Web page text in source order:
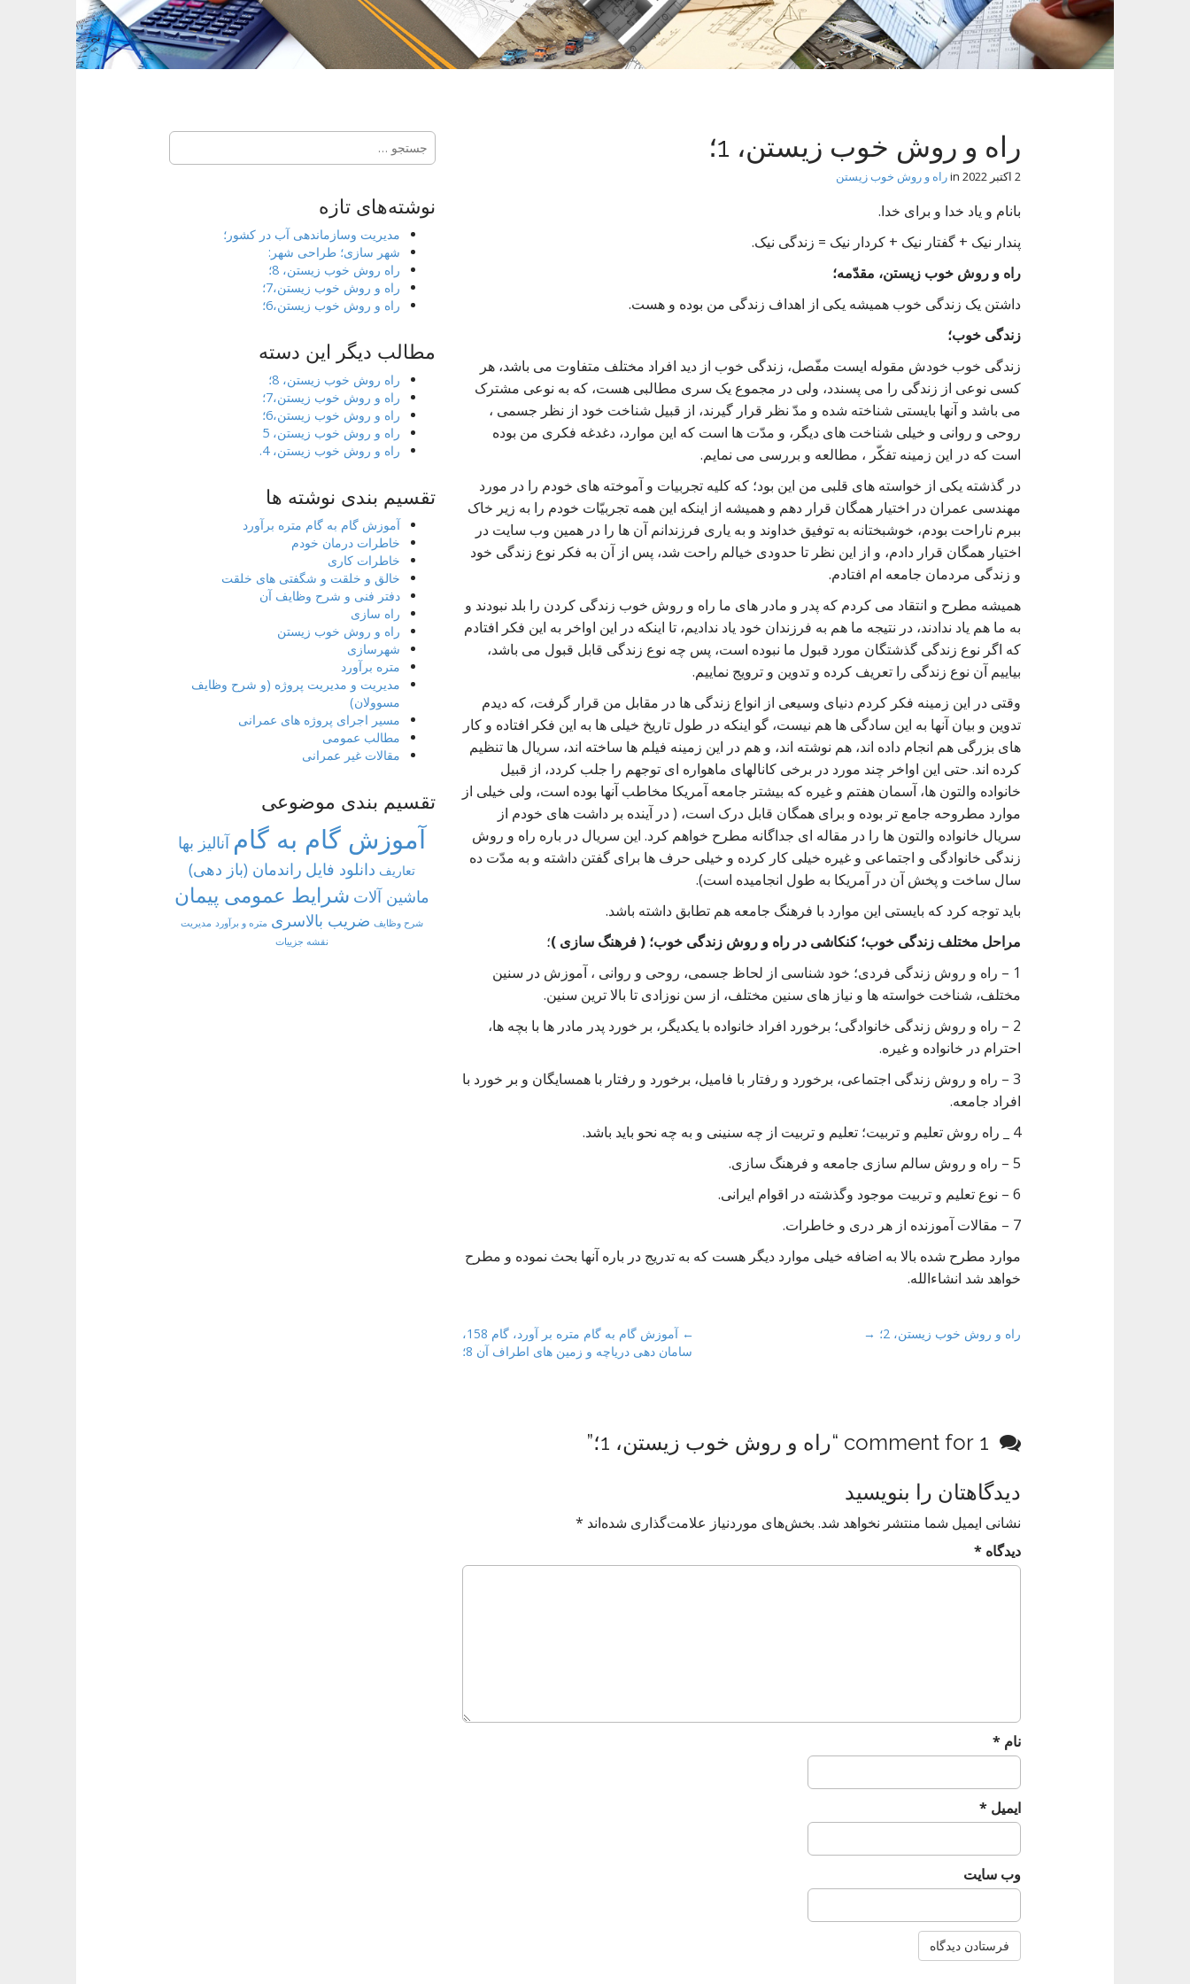
t
راه و روش خوب زیستن، 1؛
2 اکتبر 2022 راه و روش خوب زیستن
بانام و یاد خدا و برای خدا.
پندار نیک + گفتار نیک + کردار نیک = زندگی نیک.
راه و روش خوب زیستن، مقدّمه؛
داشتن یک زندگی خوب همیشه یکی از اهداف زندگی من بوده و هست.
زندگی خوب؛
زندگی خوب خودش مقوله ایست مفّصل، زندگی خوب از دید افراد مختلف متفاوت می باشد، هر
کسی نوعی از زندگی را می پسندد، ولی در مجموع یک سری مطالبی هست، که به نوعی مشترک
می باشد و آنها بایستی شناخته شده و مدّ نظر قرار گیرند، از قبیل شناخت خود از نظر جسمی ،
روحی و روانی و خیلی شناخت های دیگر، و مدّت ها است که این موارد، دغدغه فکری من بوده
است که در این زمینه تفکّر ، مطالعه و بررسی می نمایم.
در گذشته یکی از خواسته های قلبی من این بود؛ که کلیه تجربیات و آموخته های خودم را در مورد
مهندسی عمران در اختیار همگان قرار دهم و همیشه از اینکه این همه تجربیّات خودم را به زیر خاک
ببرم ناراحت بودم، خوشبختانه به توفیق خداوند و به یاری فرزندانم آن ها را در همین وب سایت در
اختیار همگان قرار دادم، و از این نظر تا حدودی خیالم راحت شد، پس از آن به فکر نوع زندگی خود
و زندگی مردمان جامعه ام افتادم.
همیشه مطرح و انتقاد می کردم که پدر و مادر های ما راه و روش خوب زندگی کردن را بلد نبودند و
به ما هم یاد ندادند، در نتیجه ما هم به فرزندان خود یاد ندادیم، تا اینکه در این اواخر به این فکر افتادم
که اگر نوع زندگی گذشتگان مورد قبول ما نبوده است، پس چه نوع زندگی قابل قبول می باشد،
بیاییم آن نوع زندگی را تعریف کرده و تدوین و ترویج نماییم.
وقتی در این زمینه فکر کردم دنیای وسیعی از انواع زندگی ها در مقابل من قرار گرفت، که دیدم
تدوین و بیان آنها به این سادگی ها هم نیست، گو اینکه در طول تاریخ خیلی ها به این فکر افتاده و کار
های بزرگی هم انجام داده اند، هم نوشته اند، و هم در این زمینه فیلم ها ساخته اند، سریال ها تنظیم
کرده اند. حتی این اواخر چند مورد در برخی کانالهای ماهواره ای توجهم را جلب کردد، از قبیل
خانواده والتون ها، آسمان هفتم و غیره که بیشتر جامعه آمریکا مخاطب آنها بوده است، ولی خیلی از
موارد مطروحه جامع تر بوده و برای همگان قابل درک است، ( در آینده بر داشت های خودم از
سریال خانواده والتون ها را در مقاله ای جداگانه مطرح خواهم کرد. این سریال در باره راه و روش
زندگی خانوادگی و اجتماعی و غیره خیلی کار کرده و خیلی حرف ها برای گفتن داشته و به مدّت ده
سال ساخت و پخش آن در آمریکا به طول انجامیده است).
باید توجه کرد که بایستی این موارد با فرهنگ جامعه هم تطابق داشته باشد.
مراحل مختلف زندگی خوب؛ کنکاشی در راه و روش زندگی خوب؛ ( فرهنگ سازی )؛
1 – راه و روش زندگی فردی؛ خود شناسی از لحاظ جسمی، روحی و روانی ، آموزش در سنین
مختلف، شناخت خواسته ها و نیاز های سنین مختلف، از سن نوزادی تا بالا ترین سنین.
2 – راه و روش زندگی خانوادگی؛ برخورد افراد خانواده با یکدیگر، بر خورد پدر مادر ها با بچه ها،
احترام در خانواده و غیره.
3 – راه و روش زندگی اجتماعی، برخورد و رفتار با فامیل، برخورد و رفتار با همسایگان و بر خورد با
افراد جامعه.
4 _ راه روش تعلیم و تربیت؛ تعلیم و تربیت از چه سنینی و به چه نحو باید باشد.
5 – راه و روش سالم سازی جامعه و فرهنگ سازی.
6 – نوع تعلیم و تربیت موجود وگذشته در اقوام ایرانی.
7 – مقالات آموزنده از هر دری و خاطرات.
موارد مطرح شده بالا به اضافه خیلی موارد دیگر هست که به تدریج در باره آنها بحث نموده و مطرح
خواهد شد انشاءالله.
P
a
i
g
a
t
← آموزش گام به گام متره بر آورد، گام 158،
سامان دهی دریاچه و زمین های اطراف آن 8؛
راه و روش خوب زیستن، 2؛ →
راه و روش خوب زیستن، 1؛
”
دیدگاهتان را بنویسید
نشانی ایمیل شما منتشر نخواهد شد. بخش‌های موردنیاز علامت‌گذاری شده‌اند *
دیدگاه *
نام *
ایمیل *
وب‌ سایت
جستجو
برای:
نوشته‌های تازه
مدیریت وسازماندهی آب در کشور؛
شهر سازی؛ طراحی شهر:
راه روش خوب زیستن، 8؛
راه و روش خوب زیستن،7؛
راه و روش خوب زیستن،6؛
مطالب دیگر این دسته
راه روش خوب زیستن، 8؛
راه و روش خوب زیستن،7؛
راه و روش خوب زیستن،6؛
راه و روش خوب زیستن، 5
راه و روش خوب زیستن، 4.
تقسیم بندی نوشته ها
آموزش گام به گام متره برآورد
خاطرات درمان خودم
خاطرات کاری
خالق و خلقت و شگفتی های خلقت
دفتر فنی و شرح وظایف آن
راه سازی
راه و روش خوب زیستن
شهرسازی
متره برآورد
مدیریت و مدیریت پروژه (و شرح وظایف
مسوولان)
مسیر اجرای پروژه های عمرانی
مطالب عمومی
مقالات غیر عمرانی
تقسیم بندی موضوعی
آموزش گام به گام آنالیز بها
تعاریف دانلود فایل راندمان (باز دهی)
ماشین آلات شرایط عمومی پیمان
شرح وظایف ضریب بالاسری متره و برآورد مدیریت
نقشه جزییات